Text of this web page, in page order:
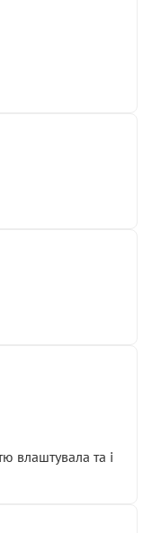
влаштувала та і